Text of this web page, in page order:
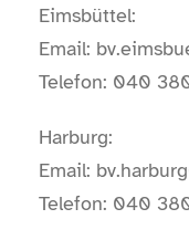
Eimsbüttel:
Email:
Telefon: 040
Harburg:
Email:
Telefon: 040